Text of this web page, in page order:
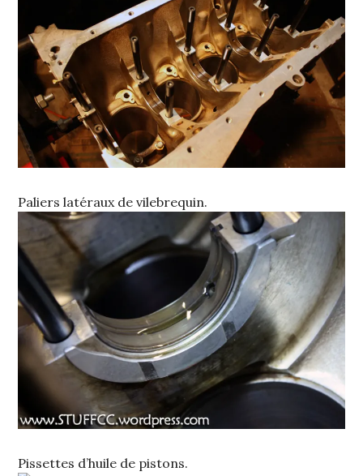
Paliers latéraux de vilebrequin.
Pissettes d’huile de pistons.